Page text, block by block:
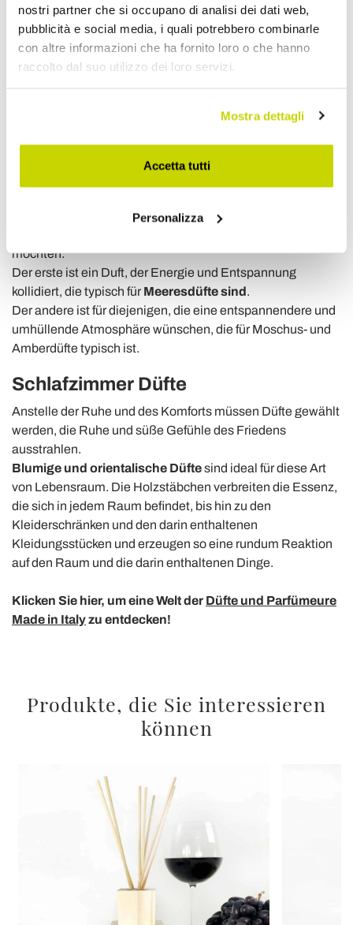
nostri partner che si occupano di analisi dei dati web,
pubblicità e social media, i quali potrebbero combinarle
con altre informazioni che ha fornito loro o che hanno
raccolto dal suo utilizzo dei loro servizi.
Mostra dettagli
Accetta tutti
Personalizza
Der Wohnbereich, der sich auch auf Eingangs- und
Das Badezimmer ist sicherlich einer der wichtigsten Orte
Körperreinigungsaktivitäten stattfinden, empfehlen wir
möchten.
Der erste ist ein Duft, der Energie und Entspannung
kollidiert, die typisch fürMeeresdüfte sind.
Der andere ist für diejenigen, die eine entspannendere und
umhüllende Atmosphäre wünschen, die für Moschus- und
Amberdüfte typisch ist.
Schlafzimmer Düfte
Anstelle der Ruhe und des Komforts müssen Düfte gewählt
werden, die Ruhe und süße Gefühle des Friedens
ausstrahlen.
Blumige und orientalische Düftesind ideal für diese Art
von Lebensraum. Die Holzstäbchen verbreiten die Essenz,
die sich in jedem Raum befindet, bis hin zu den
Kleiderschränken und den darin enthaltenen
Kleidungsstücken und erzeugen so eine rundum Reaktion
auf den Raum und die darin enthaltenen Dinge.
Klicken Sie hier, um eine Welt der Düfte und Parfümeure
Made in Italyzu entdecken!
Produkte, die Sie interessieren
können